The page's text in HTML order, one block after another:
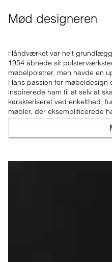
Mød designeren
Håndværket var helt
1954 åbnede sit
møbelpolstrer, men havde en
Hans passion for møbeldesign
inspirerede ham til at selv at
karakteriseret ved enkelthed,
møbler, der eksemplificerede
sofadesign og møbelpolstring.